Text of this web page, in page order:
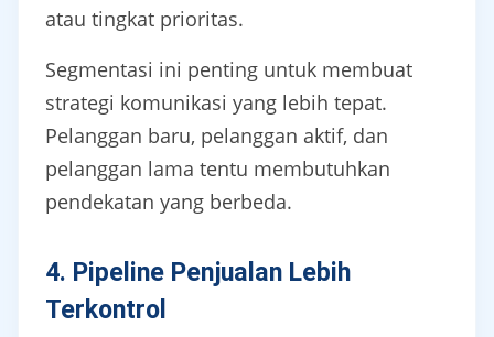
atau tingkat prioritas.
Segmentasi ini penting untuk membuat
strategi komunikasi yang lebih tepat.
Pelanggan baru, pelanggan aktif, dan
pelanggan lama tentu membutuhkan
pendekatan yang berbeda.
4. Pipeline Penjualan Lebih
Terkontrol